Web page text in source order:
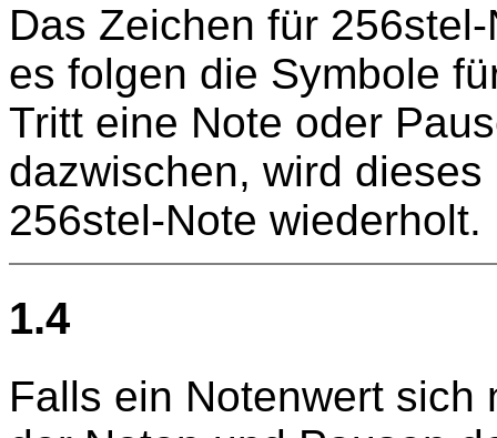
Das Zeichen für
es folgen die Symbole
Tritt eine Note oder
dazwischen, wird
256stel-Note wiederholt.
1.4
Falls ein Notenwert sich